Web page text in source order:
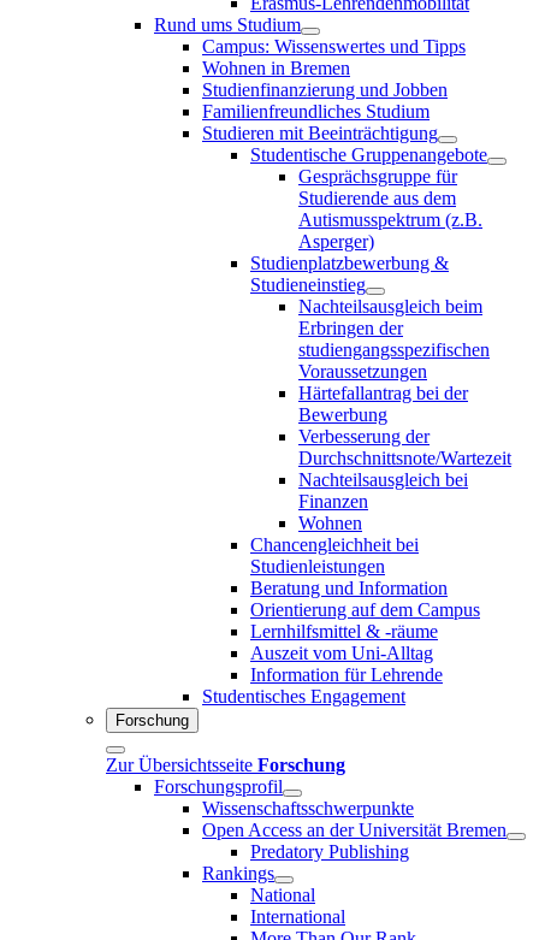
Rund ums Studium
Campus: Wissenswertes und Tipps
Wohnen in Bremen
Studienfinanzierung und Jobben
Familienfreundliches Studium
Studieren mit Beeinträchtigung
Studentische Gruppenangebote
Gesprächsgruppe für
Studierende aus dem
Autismusspektrum (z.B.
Asperger)
Studienplatzbewerbung &
Studieneinstieg
Nachteilsausgleich beim
Erbringen der
studiengangsspezifischen
Voraussetzungen
Härtefallantrag bei der
Bewerbung
Verbesserung der
Durchschnittsnote/Wartezeit
Nachteilsausgleich bei
Finanzen
Wohnen
Chancengleichheit bei
Studienleistungen
Beratung und Information
Orientierung auf dem Campus
Lernhilfsmittel & -räume
Auszeit vom Uni-Alltag
Information für Lehrende
Studentisches Engagement
Forschung
Zur Übersichtsseite Forschung
Forschungsprofil
Wissenschaftsschwerpunkte
Open Access an der Universität Bremen
Predatory Publishing
Rankings
National
International